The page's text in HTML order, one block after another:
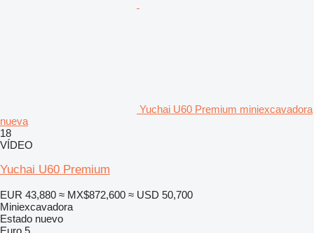
Yuchai U60 Premium miniexcavadora
nueva
18
VÍDEO
Yuchai U60 Premium
EUR 43,880 ≈ MX$872,600 ≈ USD 50,700
Miniexcavadora
Estado nuevo